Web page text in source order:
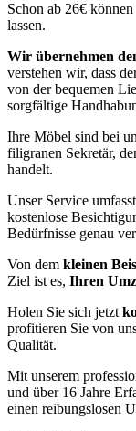
Schon ab 26€
lassen.
Wir übernehmen
verstehen wir, dass
von der bequemen
sorgfältige
Ihre Möbel sind bei
filigranen Sekretär,
handelt.
Unser Service
kostenlose
Bedürfnisse genau
Von dem kleinen
Ziel ist es, Ihren
Holen Sie sich jetzt
profitieren Sie von
Qualität.
Mit unserem
und über 16 Jahre
einen reibungslosen